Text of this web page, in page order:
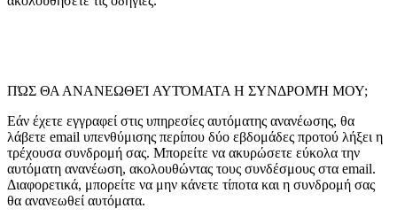
ΠΏΣ ΘΑ ΑΝΑΝΕΩΘΕΊ ΑΥΤΌΜΑΤΑ Η ΣΥΝΔΡΟΜΉ ΜΟΥ;
Εάν έχετε εγγραφεί στις υπηρεσίες αυτόματης ανανέωσης, θα
λάβετε email υπενθύμισης περίπου δύο εβδομάδες προτού λήξει η
τρέχουσα συνδρομή σας. Μπορείτε να ακυρώσετε εύκολα την
αυτόματη ανανέωση, ακολουθώντας τους συνδέσμους στα email.
Διαφορετικά, μπορείτε να μην κάνετε τίποτα και η συνδρομή σας
θα ανανεωθεί αυτόματα.